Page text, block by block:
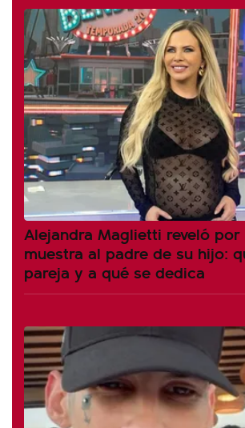
Alejandra Maglietti reveló
muestra al padre de su hijo:
pareja y a qué se dedica